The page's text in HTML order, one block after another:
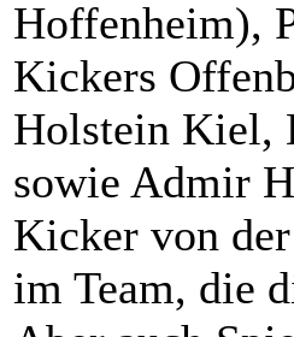
Hoffenheim),
Kickers
Holstein Kiel,
sowie Admir
Kicker von
im Team, die